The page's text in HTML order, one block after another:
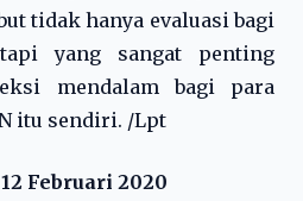
tidak hanya evaluasi bagi
yang sangat penting
mendalam bagi para
itu sendiri. /Lpt
Februari 2020